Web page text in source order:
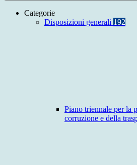
Categorie
Disposizioni generali 192
Piano triennale per la
corruzione e della